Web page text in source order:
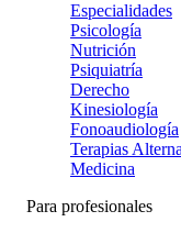
Especialidades
Psicología
Nutrición
Psiquiatría
Derecho
Kinesiología
Fonoaudiología
Terapias
Medicina
Para profesionales